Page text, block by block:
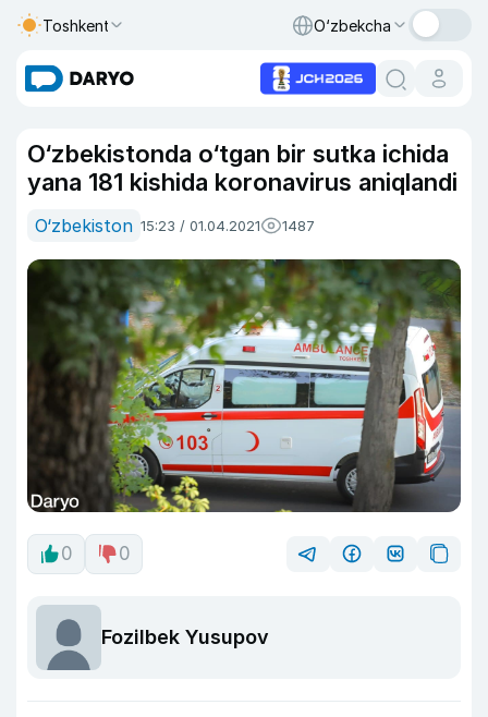
Toshkent O‘zbekcha
O‘zbekistonda o‘tgan bir sutka ichida
yana 181 kishida koronavirus aniqlandi
O‘zbekiston 15:23 / 01.04.2021 1487
0 0
Fozilbek Yusupov